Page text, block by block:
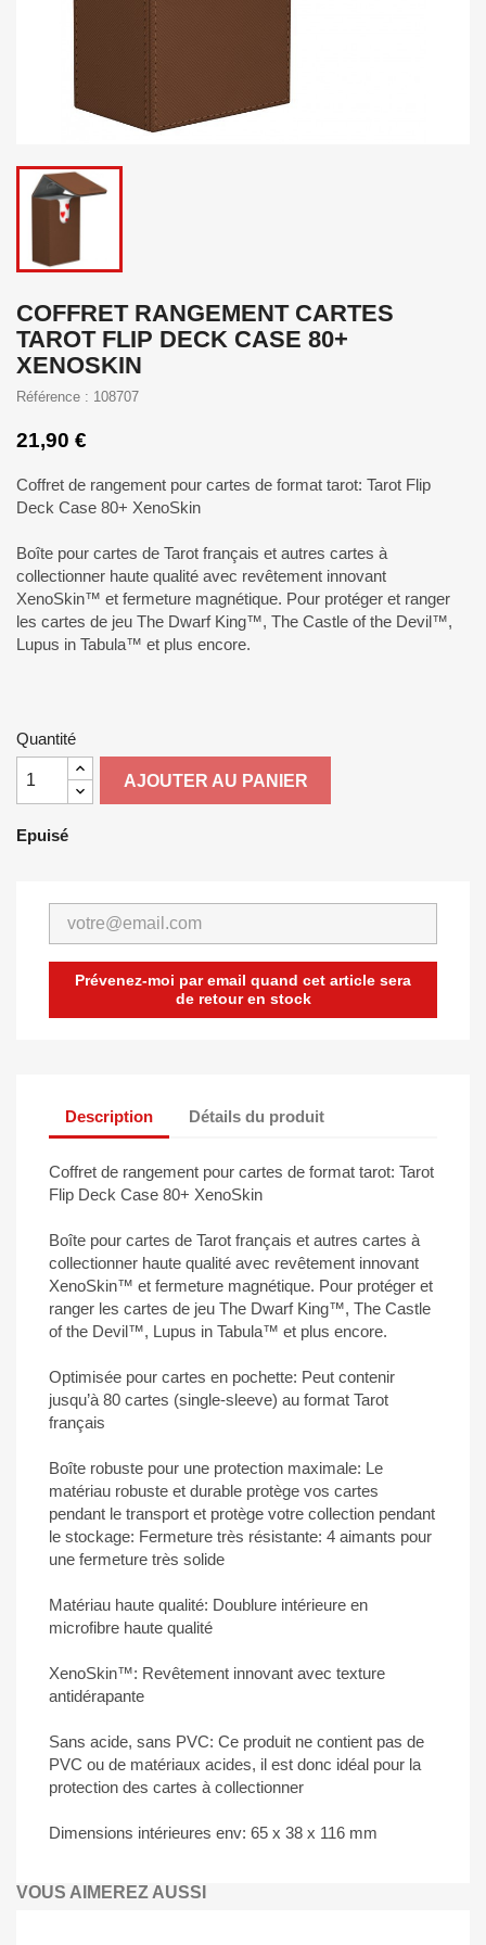
COFFRET RANGEMENT CARTES
TAROT FLIP DECK CASE 80+
XENOSKIN
Référence : 108707
21,90 €
Coffret de rangement pour cartes de format tarot: Tarot Flip
Deck Case 80+ XenoSkin
Boîte pour cartes de Tarot français et autres cartes à
collectionner haute qualité avec revêtement innovant
XenoSkin™ et fermeture magnétique. Pour protéger et ranger
les cartes de jeu The Dwarf King™, The Castle of the Devil™,
Lupus in Tabula™ et plus encore.
Quantité
AJOUTER AU PANIER
Epuisé
Prévenez-moi par email quand cet article sera
de retour en stock
Description Détails du produit
Coffret de rangement pour cartes de format tarot: Tarot
Flip Deck Case 80+ XenoSkin
Boîte pour cartes de Tarot français et autres cartes à
collectionner haute qualité avec revêtement innovant
XenoSkin™ et fermeture magnétique. Pour protéger et
ranger les cartes de jeu The Dwarf King™, The Castle
of the Devil™, Lupus in Tabula™ et plus encore.
Optimisée pour cartes en pochette: Peut contenir
jusqu’à 80 cartes (single-sleeve) au format Tarot
français
Boîte robuste pour une protection maximale: Le
matériau robuste et durable protège vos cartes
pendant le transport et protège votre collection pendant
le stockage: Fermeture très résistante: 4 aimants pour
une fermeture très solide
Matériau haute qualité: Doublure intérieure en
microfibre haute qualité
XenoSkin™: Revêtement innovant avec texture
antidérapante
Sans acide, sans PVC: Ce produit ne contient pas de
PVC ou de matériaux acides, il est donc idéal pour la
protection des cartes à collectionner
Dimensions intérieures env: 65 x 38 x 116 mm
VOUS AIMEREZ AUSSI